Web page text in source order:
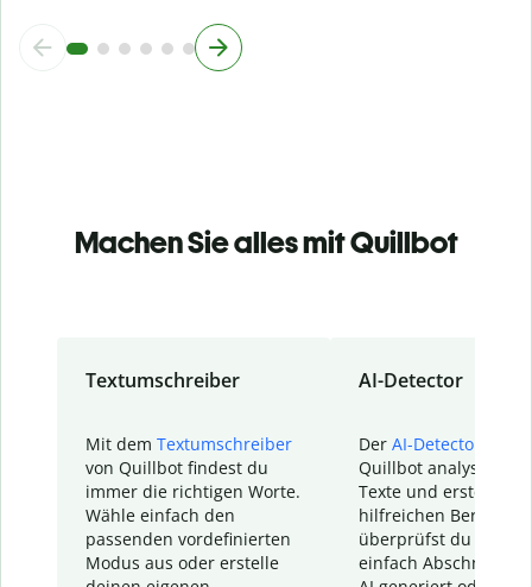
Machen Sie alles mit Quillbot
Textumschreiber
Mit dem Textumschreiber
von Quillbot findest du
immer die richtigen Worte.
Wähle einfach den
passenden vordefinierten
Modus aus oder erstelle
AI-Detector
Der AI-Detector
Quillbot analysiert
Texte und erstellt
hilfreichen Bericht.
überprüfst du
einfach Abschnitte,